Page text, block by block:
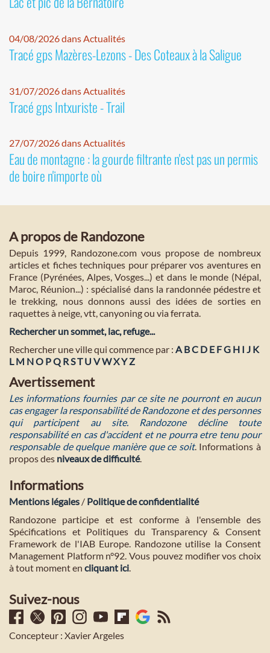
04/08/2026 dans Actualités
Tracé gps Mazères-Lezons - Des Coteaux à la Saligue
31/07/2026 dans Actualités
Tracé gps Intxuriste - Trail
27/07/2026 dans Actualités
Eau de montagne : la gourde filtrante n'est pas un permis
de boire n'importe où
A propos de Randozone
Depuis 1999, Randozone.com vous propose de nombreux
articles et fiches techniques pour préparer vos aventures en
France (Pyrénées, Alpes, Vosges...) et dans le monde (Népal,
Maroc, Réunion...) : spécialisé dans la randonnée pédestre et
le trekking, nous donnons aussi des idées de sorties en
raquettes à neige, vtt, canyoning ou via ferrata.
Rechercher un sommet, lac, refuge...
Rechercher une ville qui commence par : A BC D E FG H I J K
L M NO PQ RST U VWXYZ
Avertissement
Les informations fournies par ce site ne pourront en aucun
cas engager la responsabilité de Randozone et des personnes
qui participent au site. Randozone décline toute
responsabilité en cas d'accident et ne pourra etre tenu pour
responsable de quelque manière que ce soit. Informations à
propos des niveaux de difficulté.
Informations
Mentions légales / Politique de confidentialité
Randozone participe et est conforme à l'ensemble des
Spécifications et Politiques du Transparency & Consent
Framework de l'IAB Europe. Randozone utilise la Consent
Management Platform n°92. Vous pouvez modifier vos choix
à tout moment en cliquant ici.
Suivez-nous
Concepteur : Xavier Argeles